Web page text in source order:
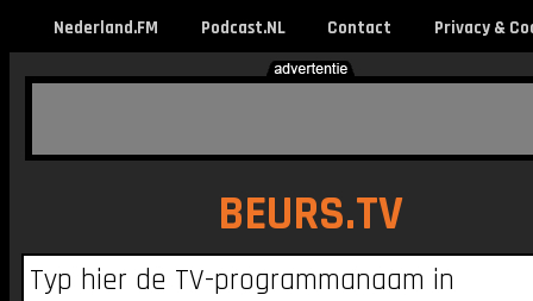
Nederland.FM Podcast.NL Contact Privacy &
BEURS.TV